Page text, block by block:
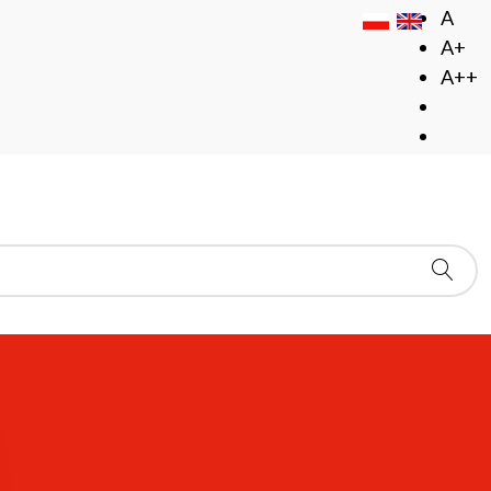
A
A+
A++